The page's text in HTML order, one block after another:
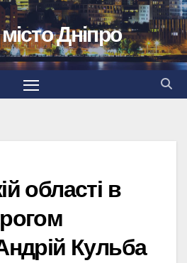
Дніпро
області в
Кульба